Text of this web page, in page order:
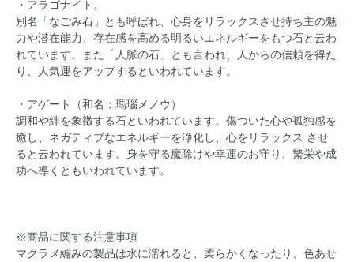
・アラゴナイト。
別名「なごみ石」とも呼ばれ、心身をリラックスさせ持ち主の魅
力や潜在能力、存在感を高める明るいエネルギーをもつ石と云わ
れています。また「人脈の石」とも言われ、人からの信頼を得た
り、人気運をアップするといわれています。
・アゲート（和名：瑪瑙メノウ）
調和や絆を象徴する石といわれています。傷ついた心や孤独感を
癒し、ネガティブなエネルギーを浄化し、心をリラックス させ
ると云われています。身を守る魔除けや幸運のお守り、繁栄や成
功へ導くともいわれています。
※商品に関する注意事項
マクラメ編みの製品は水に濡れると、柔らかくなったり、色あせ